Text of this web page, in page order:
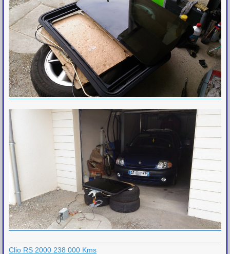
Clio RS 2000 238 000 Kms